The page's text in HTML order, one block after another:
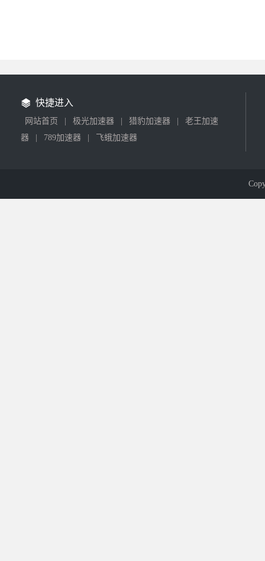
快捷进入
网站首页 极光加速器 猎豹加速器
老王加速
器
789加速器 飞蛾加速器